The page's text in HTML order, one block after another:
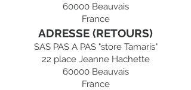
60000 Beauvais
France
ADRESSE (RETOURS)
SAS PAS A PAS "store Tamaris"
22 place Jeanne Hachette
60000 Beauvais
France